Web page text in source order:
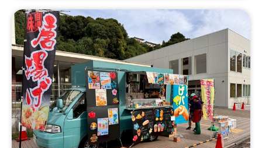
ップルティー)、ミールファームジャム(国産いちご)、缶ボ
トル(濃厚抹茶ミルク)、缶ボトル(アイスコーヒー)、缶ボ
トル(キャラメルマキアート)、缶ボトル(ごろっといちごミ
ルク)、缶ボトル(しゅわっとレモネード)、缶ボトル(クラ
フトコーラ)、いちごジャム生クリーム、抹茶生クリーム
クロッフル、生クリームバナナチョコクロッフル、マンゴ
ーバニラクロッフル、バニラチョコクロッフル、バニラシ
ナモンクロッフル、キャラメル生クリームクロッフル、ア
ップルシナモンバニラクロッフル、オレオ生クリームクロ
ッフル、シュガークロッフル（ハーフ）、シュガークロッ
フル